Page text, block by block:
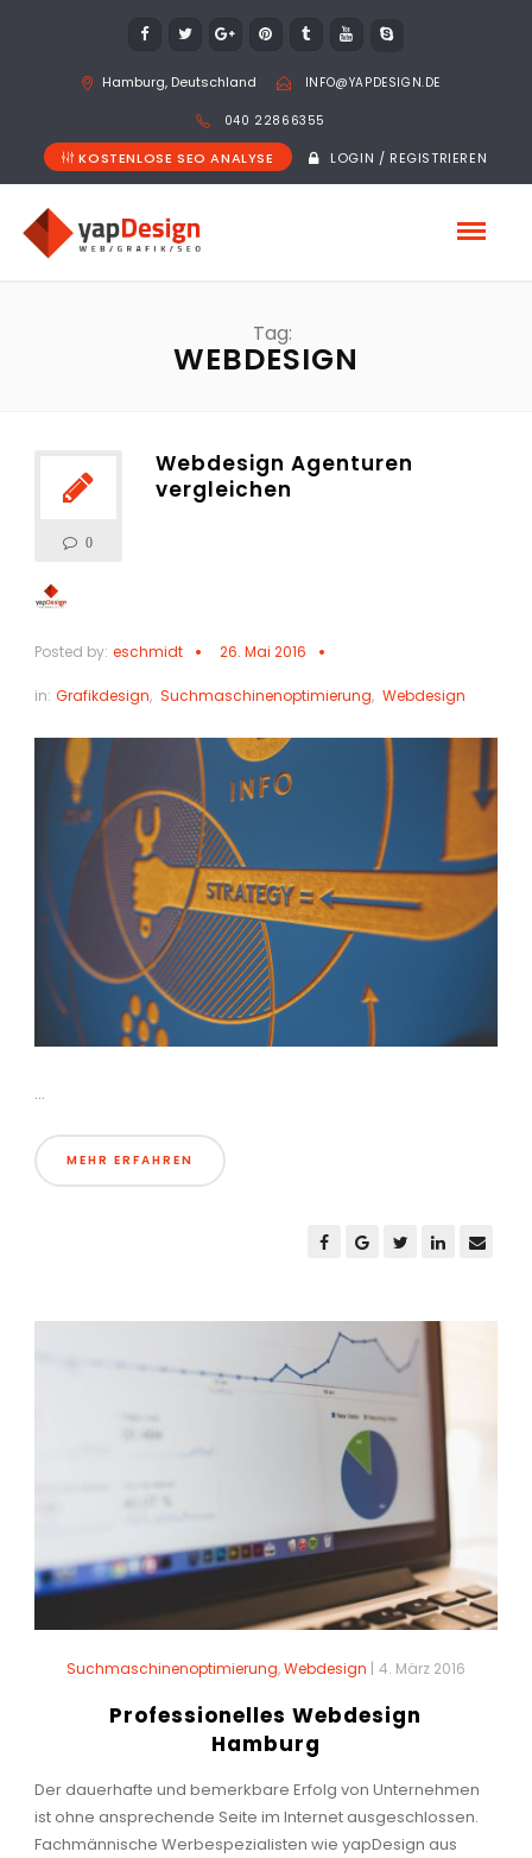
Hamburg, Deutschland INFO@YAPDESIGN.DE
040 22866355
KOSTENLOSE SEO ANALYSE LOGIN / REGISTRIEREN
Tag:
WEBDESIGN
0
Webdesign Agenturen
vergleichen
Posted by: eschmidt 26. Mai 2016
in: Grafikdesign, Suchmaschinenoptimierung, Webdesign
...
MEHR ERFAHREN
Suchmaschinenoptimierung,Webdesign | 4. März 2016
Professionelles Webdesign
Hamburg
Der dauerhafte und bemerkbare Erfolg von Unternehmen
ist ohne ansprechende Seite im Internet ausgeschlossen.
Fachmännische Werbespezialisten wie yapDesign aus